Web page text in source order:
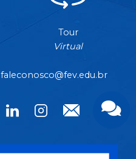
Tour
Virtual
faleconosco@fev.edu.br